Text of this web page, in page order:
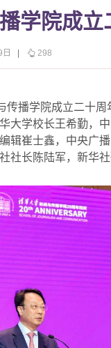
学院成
298
传播学院成立二十
大学校长王希勤，
辑崔士鑫，中央广
社长陈陆军，新华